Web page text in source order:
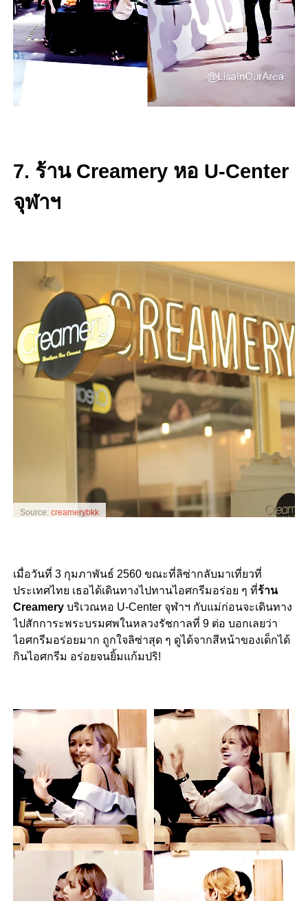
7. ร้าน Creamery หอ U-Center
จุฬาฯ
Source: creamerybkk
เมื่อวันที่ 3 กุมภาพันธ์ 2560 ขณะที่ลิซ่ากลับมาเที่ยวที่
ประเทศไทย เธอได้เดินทางไปทานไอศกรีมอร่อย ๆ ที่ร้าน
Creamery บริเวณหอ U-Center จุฬาฯ กับแม่ก่อนจะเดินทาง
ไปสักการะพระบรมศพในหลวงรัชกาลที่ 9 ต่อ บอกเลยว่า
ไอศกรีมอร่อยมาก ถูกใจลิซ่าสุด ๆ ดูได้จากสีหน้าของเด็กได้
กินไอศกรีม อร่อยจนยิ้มแก้มปริ!